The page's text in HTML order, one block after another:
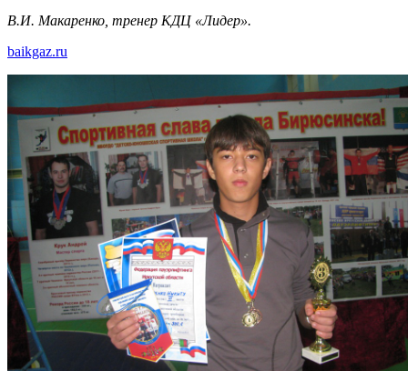
В.И. Макаренко, тренер КДЦ «Лидер».
baikgaz.ru